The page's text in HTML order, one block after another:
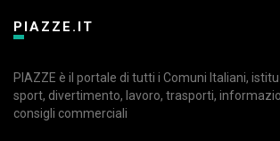
PIAZZE.IT
PIAZZE è il portale di tutti i Comuni Italiani,
sport, divertimento, lavoro, trasporti,
consigli commerciali